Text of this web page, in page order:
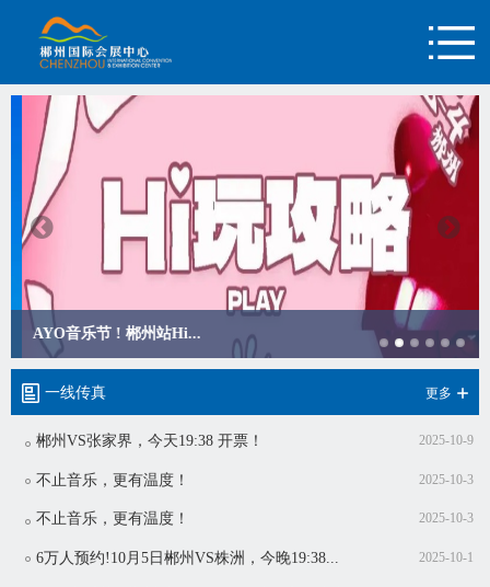
AYO音乐节 ! 郴州站Hi...
一线传真 更多
郴州VS张家界，今天19:38 开票！ 2025-10-9
不止音乐，更有温度！ 2025-10-3
不止音乐，更有温度！ 2025-10-3
6万人预约!10月5日郴州VS株洲，今晚19:38... 2025-10-1